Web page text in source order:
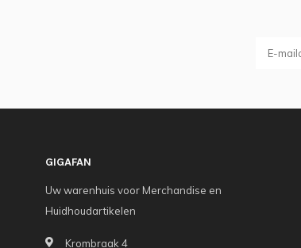
GIGAFAN
Uw warenhuis voor Merchandise en
Huidhoudartikelen
Krombraak 4